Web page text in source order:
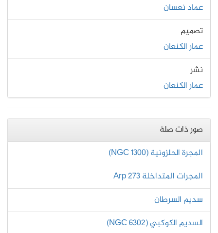
عماد نعسان
تصميم
عمار الكنعان
نشر
عمار الكنعان
صور ذات صلة
المجرة الحلزونية (NGC 1300)
المجرات المتداخلة Arp 273
سديم السرطان
السديم الكوكبي (NGC 6302)